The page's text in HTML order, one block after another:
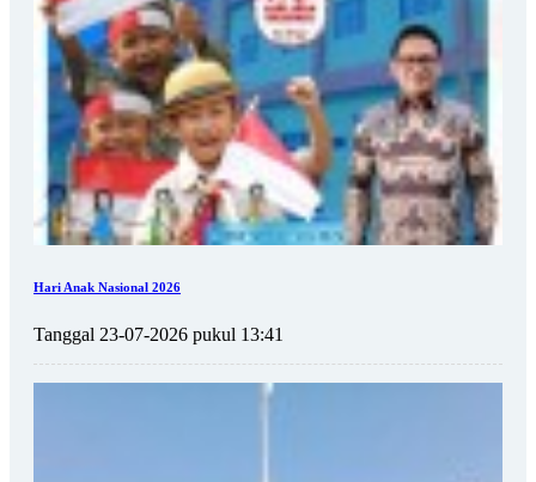
Hari Anak Nasional 2026
Tanggal 23-07-2026 pukul 13:41